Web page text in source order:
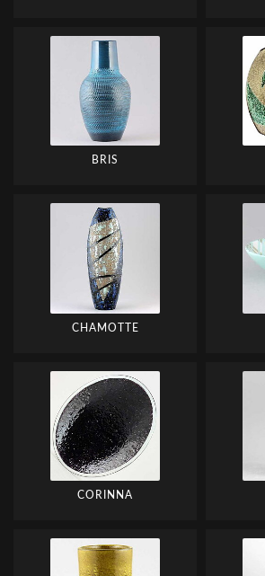
BRIS
CHAMOTTE
CORINNA